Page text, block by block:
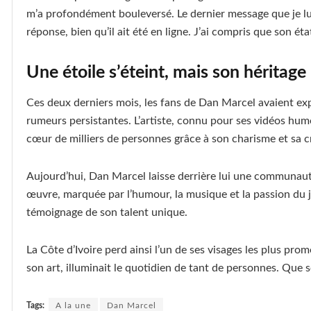
m’a profondément bouleversé. Le dernier message que je
réponse, bien qu’il ait été en ligne. J’ai compris que son
Une étoile s’éteint, mais son
Ces deux derniers mois, les fans de Dan Marcel avaient
rumeurs persistantes. L’artiste, connu pour ses vidéos
cœur de milliers de personnes grâce à son charisme et sa
Aujourd’hui, Dan Marcel laisse derrière lui une
œuvre, marquée par l’humour, la musique et la passion
témoignage de son talent unique.
La Côte d’Ivoire perd ainsi l’un de ses visages les plus
son art, illuminait le quotidien de tant de personnes. Que
Tags: A la une Dan Marcel